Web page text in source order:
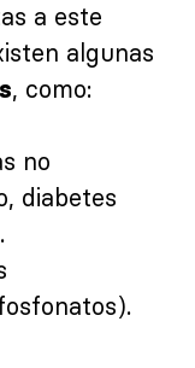
a este
algunas
, como:
no
diabetes